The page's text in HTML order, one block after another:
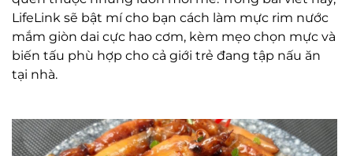
LifeLink sẽ bật mí cho bạn cách làm mực rim nước
mắm giòn dai cực hao cơm, kèm mẹo chọn mực và
biến tấu phù hợp cho cả giới trẻ đang tập nấu ăn
tại nhà.